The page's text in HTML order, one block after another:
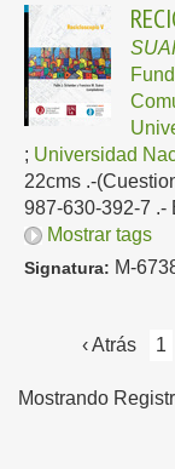
; Universidad
22cms .-
987-630-392-7 .-
Mostrar tags
Signatura: M-
‹ Atrás 1
Mostrando